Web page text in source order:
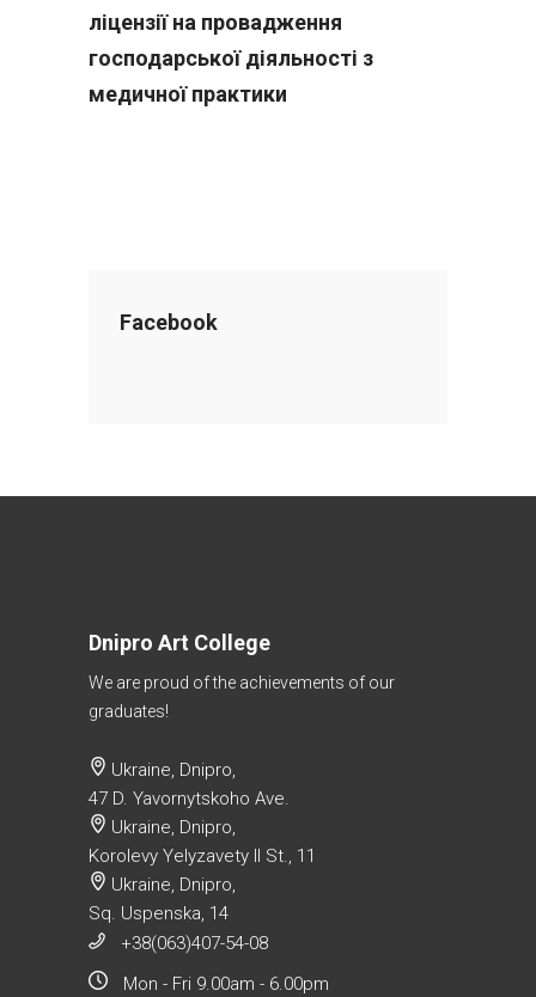
ліцензії на провадження
господарської діяльності з
медичної практики
Facebook
Dnipro Art College
We are proud of the achievements of our
graduates!
Ukraine, Dnipro,
47 D. Yavornytskoho Ave.
Ukraine, Dnipro,
Korolevy Yelyzavety II St., 11
Ukraine, Dnipro,
Sq. Uspenska, 14
+38(063)407-54-08
Mon - Fri 9.00am - 6.00pm